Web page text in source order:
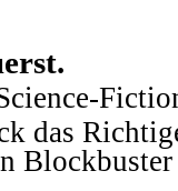
das